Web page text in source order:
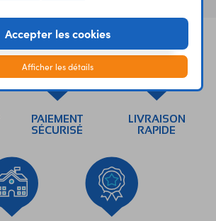
PAIEMENT
SÉCURISÉ
LIVRAISON
RAPIDE
Accepter les cookies
Afficher les détails